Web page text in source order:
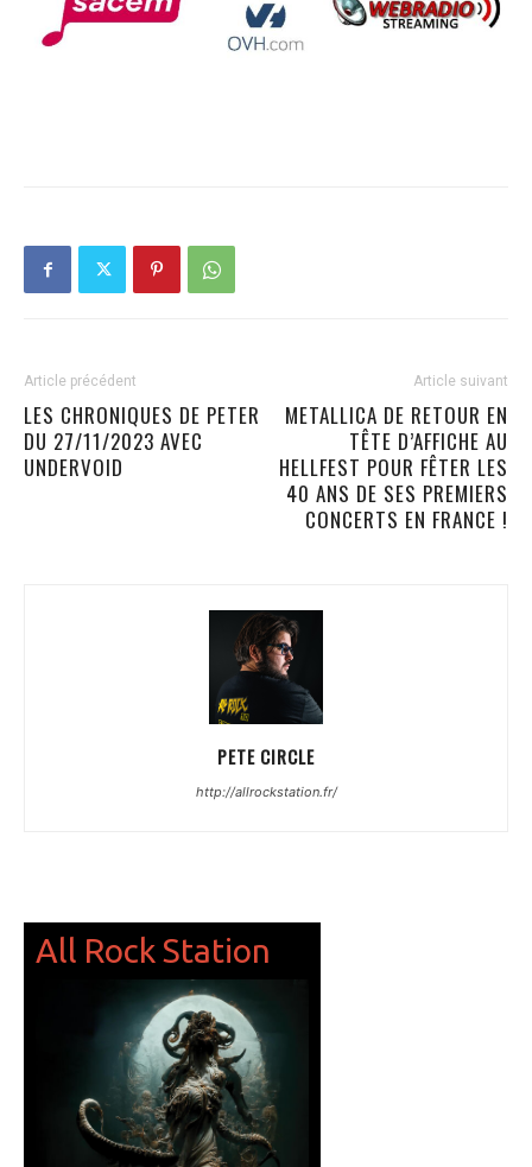
Article précédent
LES CHRONIQUES DE PETER
DU 27/11/2023 AVEC
UNDERVOID
Article suivant
METALLICA DE RETOUR EN
TÊTE D’AFFICHE AU
HELLFEST POUR FÊTER LES
40 ANS DE SES PREMIERS
CONCERTS EN FRANCE !
PETE CIRCLE
http://allrockstation.fr/